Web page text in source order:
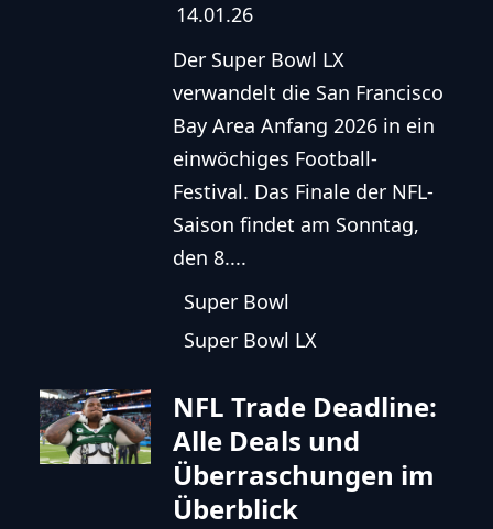
14.01.26
Der Super Bowl LX
verwandelt die San Francisco
Bay Area Anfang 2026 in ein
einwöchiges Football-
Festival. Das Finale der NFL-
Saison findet am Sonntag,
den 8....
Super Bowl
Super Bowl LX
NFL Trade Deadline:
Alle Deals und
Überraschungen im
Überblick